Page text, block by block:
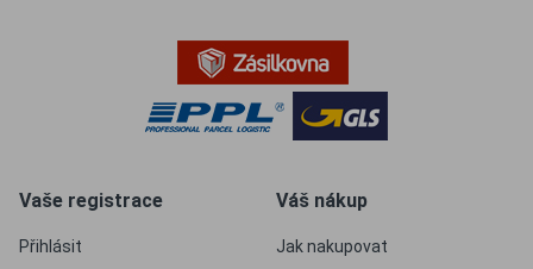
Vaše registrace
Přihlásit
Váš nákup
Jak nakupovat